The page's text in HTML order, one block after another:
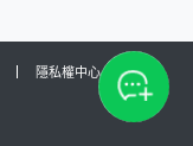
隱私權中心